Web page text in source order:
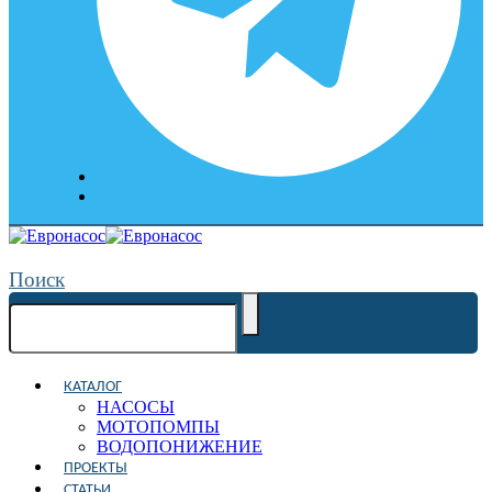
Поиск
КАТАЛОГ
НАСОСЫ
МОТОПОМПЫ
ВОДОПОНИЖЕНИЕ
ПРОЕКТЫ